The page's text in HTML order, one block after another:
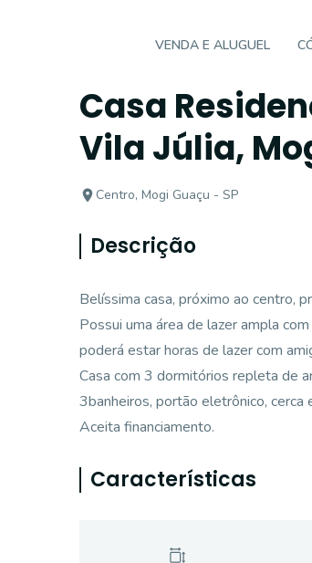
VENDA E ALUGUEL
Casa
Vila Júlia,
Centro, Mogi Guaçu - SP
Descrição
Belíssima casa, próximo ao centro,
Possui uma área de lazer ampla
poderá estar horas de lazer com
Casa com 3 dormitórios repleta de
3banheiros, portão eletrônico, cerca
Aceita financiamento.
Características